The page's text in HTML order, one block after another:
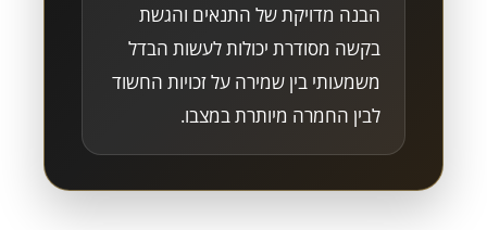
הבנה מדויקת של התנאים והגשת
בקשה מסודרת יכולות לעשות הבדל
משמעותי בין שמירה על זכויות החשוד
לבין החמרה מיותרת במצבו.